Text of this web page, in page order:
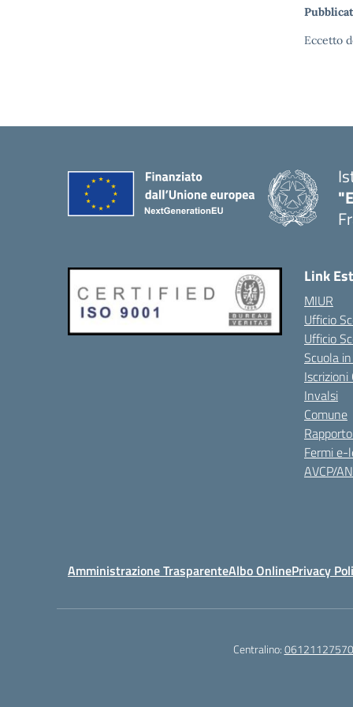
Eccetto
Link
MIUR
Ufficio
Ufficio
Scuola
Invalsi
Comune
Fermi e-
AVCP/
Amministrazione TrasparenteAlbo OnlinePrivacy
Centralino:06121127570